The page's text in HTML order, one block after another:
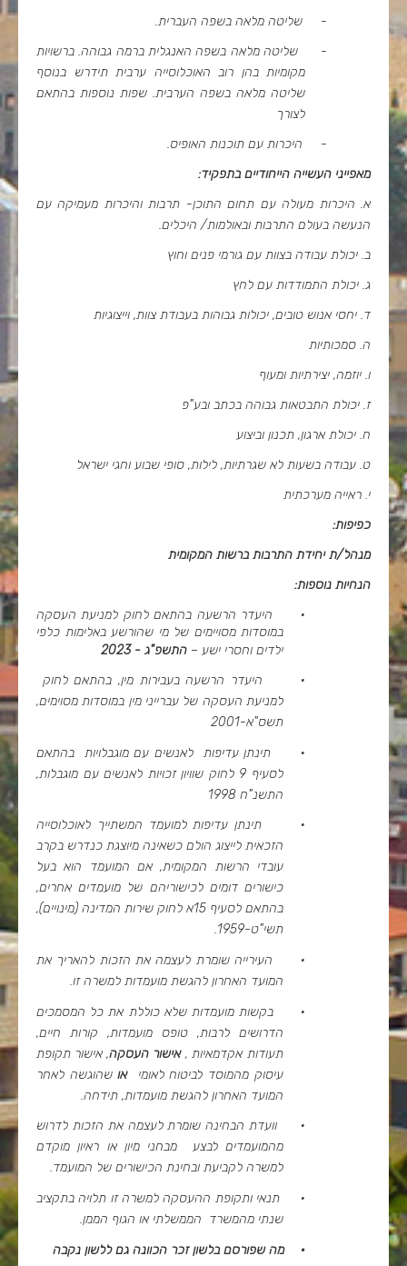
-
שליטה מלאה בשפה העברית.
-
שליטה מלאה בשפה האנגלית ברמה גבוהה. ברשויות
מקומיות בהן רוב האוכלוסייה ערבית תידרש בנוסף
שליטה מלאה בשפה הערבית. שפות נוספות בהתאם
לצורך
-
היכרות עם תוכנות האופיס.
מאפייני העשייה הייחודיים בתפקיד:
א. היכרות מעולה עם תחום התוכן- תרבות והיכרות מעמיקה עם
הנעשה בעולם התרבות ובאולמות/ היכלים.
ב. יכולת עבודה בצוות עם גורמי פנים וחוץ
ג. יכולת התמודדות עם לחץ
ד. יחסי אנוש טובים, יכולות גבוהות בעבודת צוות, וייצוגיות
ה. סמכותיות
ו. יוזמה, יצירתיות ומעוף
ז. יכולת התבטאות גבוהה בכתב ובע"פ
ח. יכולת ארגון, תכנון וביצוע
ט. עבודה בשעות לא שגרתיות, לילות, סופי שבוע וחגי ישראל
י. ראייה מערכתית
כפיפות:
מנהל/ת יחידת התרבות ברשות המקומית
הנחיות נוספות:
·
היעדר הרשעה בהתאם לחוק למניעת העסקה
במוסדות מסויימים של מי שהורשע באלימות כלפי
ילדים וחסרי ישע – התשפ"ג - 2023
·
היעדר הרשעה בעבירות מין, בהתאם לחוק
למניעת העסקה של עברייני מין במוסדות מסוימים,
תשס"א-2001
·
תינתן עדיפות לאנשים עם מוגבלויות בהתאם
לסעיף 9 לחוק שוויון זכויות לאנשים עם מוגבלות,
התשנ"ח 1998
·
תינתן עדיפות למועמד המשתייך לאוכלוסייה
הזכאית לייצוג הולם כשאינה מיוצגת כנדרש בקרב
עובדי הרשות המקומית, אם המועמד הוא בעל
כישורים דומים לכישוריהם של מועמדים אחרים,
בהתאם לסעיף 15א לחוק שירות המדינה (מינויים),
תשי"ט-1959.
·
העירייה שומרת לעצמה את הזכות להאריך את
המועד האחרון להגשת מועמדות למשרה זו.
·
בקשות מועמדות שלא כוללת את כל המסמכים
הדרושים לרבות, טופס מועמדות, קורות חיים,
תעודות אקדמאיות ,אישור העסקה, אישור תקופת
עיסוק מהמוסד לביטוח לאומיאו שהוגשה לאחר
המועד האחרון להגשת מועמדות, תידחה.
·
וועדת הבחינה שומרת לעצמה את הזכות לדרוש
מהמועמדים לבצע מבחני מיון או ראיון מוקדם
למשרה לקביעת ובחינת הכישורים של המועמד.
·
תנאי ותקופת ההעסקה למשרה זו תלויה בתקציב
שנתי מהמשרד הממשלתי או הגוף הממן.
·
מה שפורסם בלשון זכר הכוונה גם ללשון נקבה